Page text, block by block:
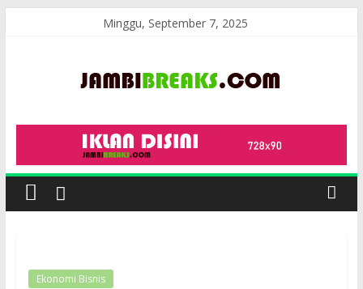
Minggu, September 7, 2025
JambiBreaks
Ekonomi Bisnis